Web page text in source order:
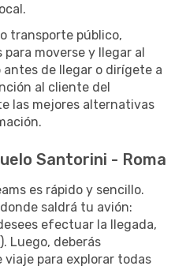
transporte público,
moverse y llegar al
antes de llegar o dirígete a
al cliente del
las mejores alternativas
Santorini - Roma
es rápido y sencillo.
saldrá tu avión:
efectuar la llegada,
Luego, deberás
para explorar todas